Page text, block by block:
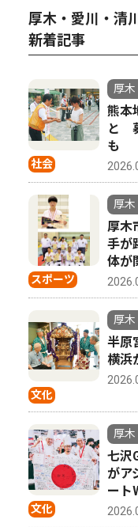
厚木・愛川・清
新着記事
社会
厚木
熊本
と
も
スポーツ
厚木
厚木
手が
体が
文化
厚木
半原
横浜
文化
厚木
七沢
がア
ート